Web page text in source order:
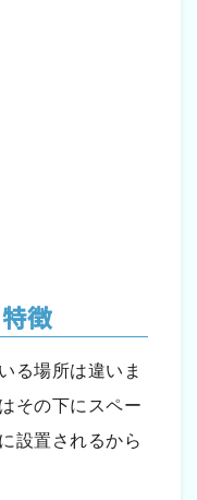
徴
る場所は違いま
その下にスペー
設置されるから